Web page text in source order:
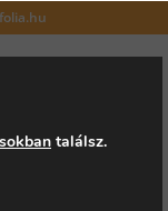
találsz.